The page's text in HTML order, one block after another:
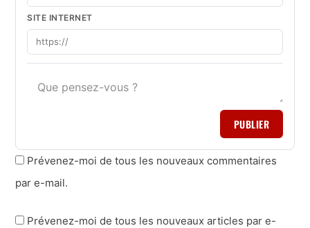
SITE INTERNET
PUBLIER
Prévenez-moi de tous les nouveaux commentaires
par e-mail.
Prévenez-moi de tous les nouveaux articles par e-